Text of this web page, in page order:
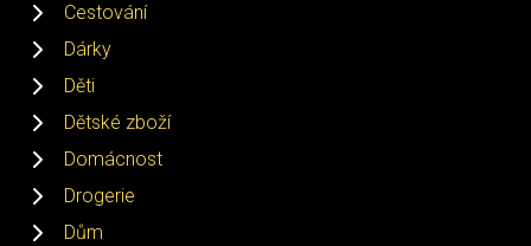
Cestování
Dárky
Děti
Dětské zboží
Domácnost
Drogerie
Dům